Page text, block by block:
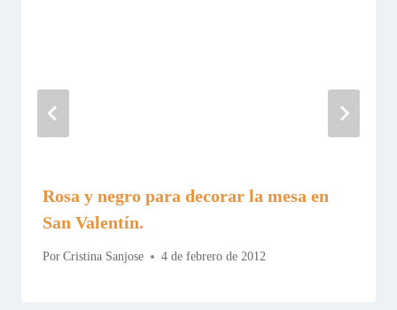
Rosa y negro para decorar la mesa en
San Valentín.
Por Cristina Sanjose 4 de febrero de 2012